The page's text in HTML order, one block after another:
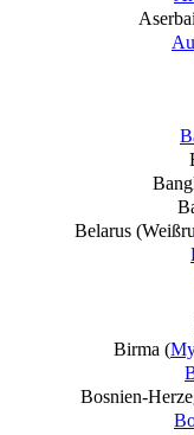
Belarus
Birma (
Bosnien-